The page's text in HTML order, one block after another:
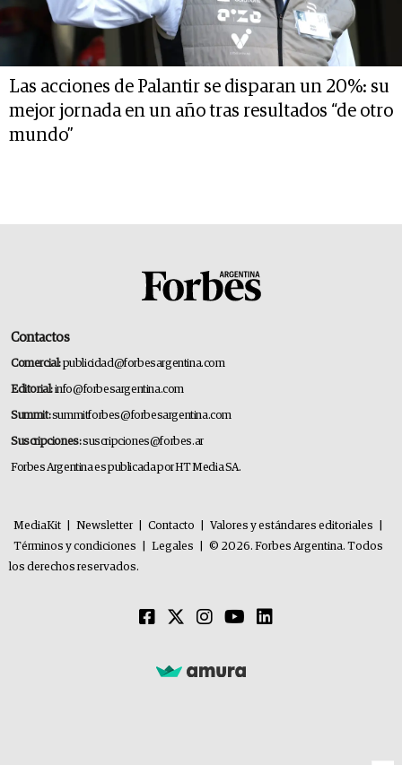
Las acciones de Palantir se disparan un 20%: su
mejor jornada en un año tras resultados “de otro
mundo”
Contactos
Comercial:publicidad@forbesargentina.com
Editorial:info@forbesargentina.com
Summit:summitforbes@forbesargentina.com
Suscripciones:suscripciones@forbes.ar
Forbes Argentina es publicada por HT Media SA.
MediaKit Newsletter Contacto Valores y estándares editoriales
Términos y condiciones
Legales
© 2026. Forbes Argentina. Todos
los derechos reservados.